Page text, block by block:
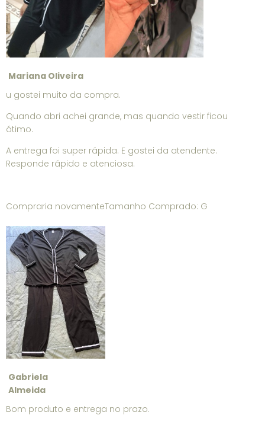
Mariana Oliveira
u gostei muito da compra.
Quando abri achei grande, mas quando vestir ficou
ótimo.
A entrega foi super rápida. E gostei da atendente.
Responde rápido e atenciosa.
Compraria novamenteTamanho Comprado: G
Gabriela
Almeida
Bom produto e entrega no prazo.